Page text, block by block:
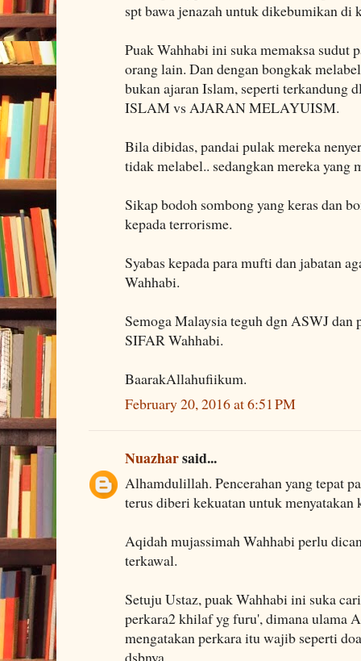
spt bawa jenazah untuk dikebumikan di
Puak Wahhabi ini suka memaksa sudut
orang lain. Dan dengan bongkak
bukan ajaran Islam, seperti
ISLAM vs AJARAN MELAYUISM.
Bila dibidas, pandai pulak mereka
tidak melabel.. sedangkan mereka yang
Sikap bodoh sombong yang keras dan
kepada terrorisme.
Syabas kepada para mufti dan jabatan
Wahhabi.
Semoga Malaysia teguh dgn ASWJ dan
SIFAR Wahhabi.
BaarakAllahufiikum.
February 20, 2016 at 6:51 PM
Nuazharsaid...
Alhamdulillah. Pencerahan yang tepat
terus diberi kekuatan untuk menyatakan
Aqidah mujassimah Wahhabi perlu
terkawal.
Setuju Ustaz, puak Wahhabi ini suka
perkara2 khilaf yg furu', dimana ulama
mengatakan perkara itu wajib seperti
dsbnya.